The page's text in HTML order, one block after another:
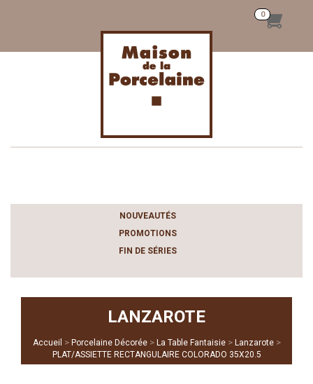
NOUVEAUTÉS
PROMOTIONS
FIN DE SÉRIES
LANZAROTE
Accueil > Porcelaine Décorée > La Table Fantaisie > Lanzarote >
PLAT/ASSIETTE RECTANGULAIRE COLORADO 35X20.5